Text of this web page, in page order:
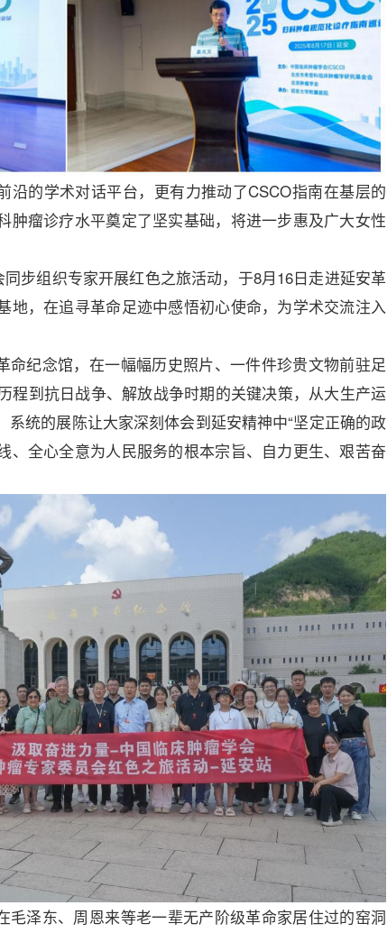
沿的学术对话平台，更有力推动了CSCO指南在基层的
肿瘤诊疗水平奠定了坚实基础，将进一步惠及广大女性
步组织专家开展红色之旅活动，于8月16日走进延安革
地，在追寻革命足迹中感悟初心使命，为学术交流注入
命纪念馆，在一幅幅历史照片、一件件珍贵文物前驻足
程到抗日战争、解放战争时期的关键决策，从大生产运
系统的展陈让大家深刻体会到延安精神中“坚定正确的政
、全心全意为人民服务的根本宗旨、自力更生、艰苦奋
毛泽东、周恩来等老一辈无产阶级革命家居住过的窑洞